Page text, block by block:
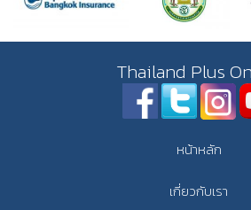
Thailand Plus
หน้าหลัก
เกี่ยวกับเรา